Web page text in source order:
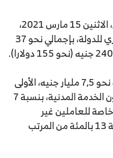
وجه الرئيس المصري عبد الفتاح السيسي، الاثنين 15 مارس 2021،
بزيادة دخل جميع العاملين بالجهاز الإداري للدولة، بإجمالي نحو 37
كما وجه السيسي بإقرار علاوتين بتكلفة نحو 7,5 مليار جنيه، الأولى
علاوة دورية للموظفين المخاطبين بقانون الخدمة المدنية، بنسبة 7
خاصة للعاملين غير
المخاطبين بقانون الخدمة المدنية، بنسبة 13 بالمئة من المرتب